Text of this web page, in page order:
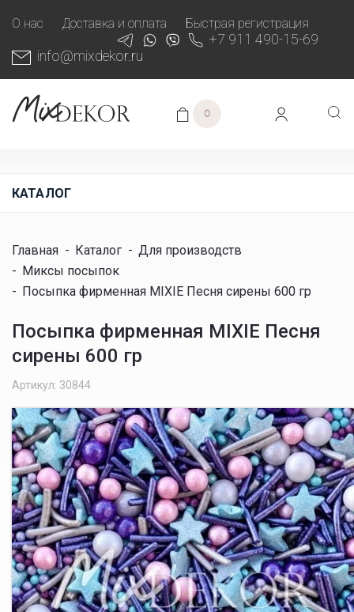
О нас Доставка и оплата Быстрая регистрация
+7 911 490-15-69
info@mixdekor.ru
0
КАТАЛОГ
Главная - Каталог - Для производств
- Миксы посыпок
- Посыпка фирменная MIXIE Песня сирены 600 гр
Посыпка фирменная MIXIE Песня
сирены 600 гр
Артикул: 30844